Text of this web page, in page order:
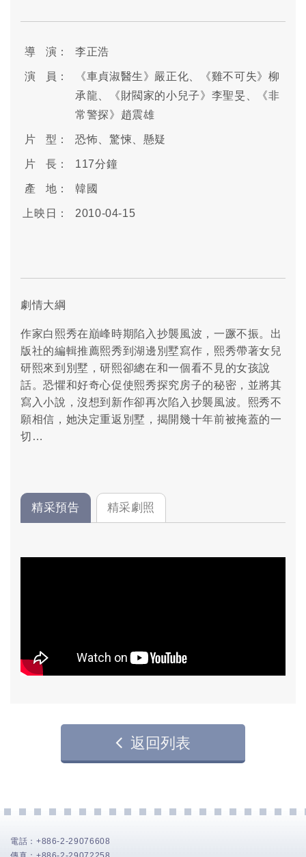
導 演： 李正浩
演 員：
《車貞淑醫生》嚴正化、《雞不可失》柳
承龍、《財閥家的小兒子》李聖旻、《非
常警探》趙震雄
片 型： 恐怖、驚悚、懸疑
片 長： 117分鐘
產 地： 韓國
上映日： 2010-04-15
劇情大綱
作家白熙秀在巔峰時期陷入抄襲風波，一蹶不振。出
版社的編輯推薦熙秀到湖邊別墅寫作，熙秀帶著女兒
研熙來到別墅，研熙卻總在和一個看不見的女孩說
話。恐懼和好奇心促使熙秀探究房子的秘密，並將其
寫入小說，沒想到新作卻再次陷入抄襲風波。熙秀不
願相信，她決定重返別墅，揭開幾十年前被掩蓋的一
切…
精采預告 精采劇照
返回列表
電話： +886-2-29076608